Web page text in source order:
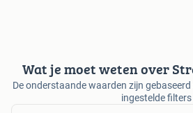
Wat je moet weten over
De onderstaande waarden zijn
ingestelde filters